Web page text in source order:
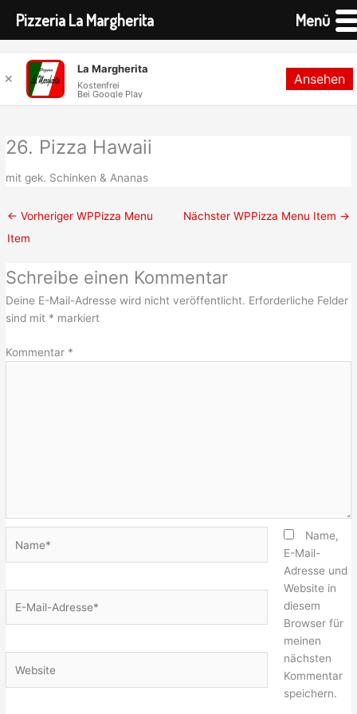
Inhalt
springen
26. Pizza Hawaii
mit gek. Schinken & Ananas
← Vorheriger WPPizza Menu
Item
Nächster WPPizza Menu Item →
Schreibe einen Kommentar
Deine E-Mail-Adresse wird nicht veröffentlicht. Erforderliche Felder
sind mit * markiert
Kommentar *
Mail-
Name,
E-Mail-
Adresse und
Website in
diesem
Browser für
meinen
nächsten
Kommentar
speichern.
Pizzeria La Margherita Menü
✕
La Margherita
Kostenfrei
Bei Google Play
Ansehen